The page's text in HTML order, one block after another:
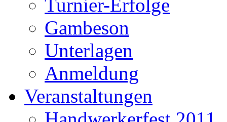
Turnier-Erfolge
Gambeson
Unterlagen
Anmeldung
Veranstaltungen